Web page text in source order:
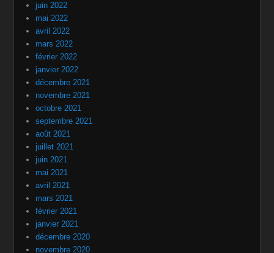
juin 2022
mai 2022
avril 2022
mars 2022
février 2022
janvier 2022
décembre 2021
novembre 2021
octobre 2021
septembre 2021
août 2021
juillet 2021
juin 2021
mai 2021
avril 2021
mars 2021
février 2021
janvier 2021
décembre 2020
novembre 2020